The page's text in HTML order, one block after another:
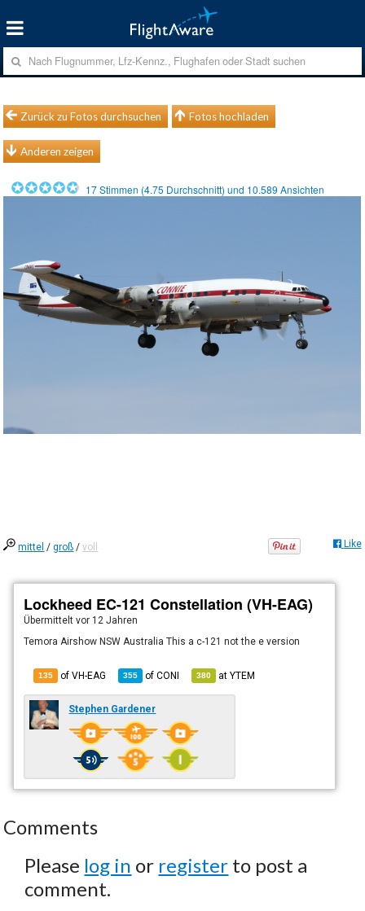
Zurück zu Fotos durchsuchen Fotos hochladen
Anderen zeigen
17Stimmen (4.75 Durchschnitt) und 10.589 Ansichten
mittel /groß /voll Like
Lockheed EC-121 Constellation (VH-EAG)
Übermitteltvor 12 Jahren
Temora Airshow NSW Australia This a c-121 not the e version
135 of VH-EAG 355 ofCONI 380 atYTEM
Stephen Gardener
Comments
Please log in or register to post a
comment.